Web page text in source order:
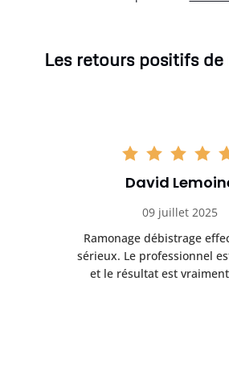
Les retours positifs
David
09 juillet 2025
Ramonage débistrage
sérieux. Le professionnel
et le résultat est